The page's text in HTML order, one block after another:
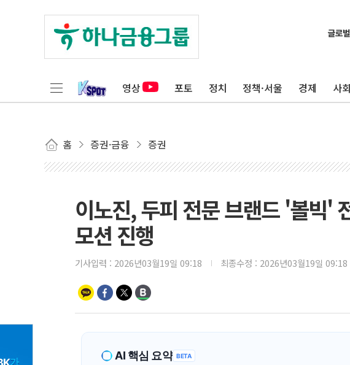
영상 포토 정치 정책·서울 경제 사회
홈 증권·금융 증권
이노진, 두피 전문 브랜드 '볼빅'
모션 진행
기사입력 : 2026년03월19일 09:18 최종수정 : 2026년03월19일 09:18
AI 핵심 요약 BETA